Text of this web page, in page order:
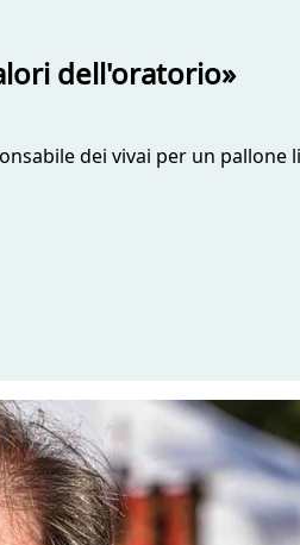
dell'oratorio»
dei vivai per un